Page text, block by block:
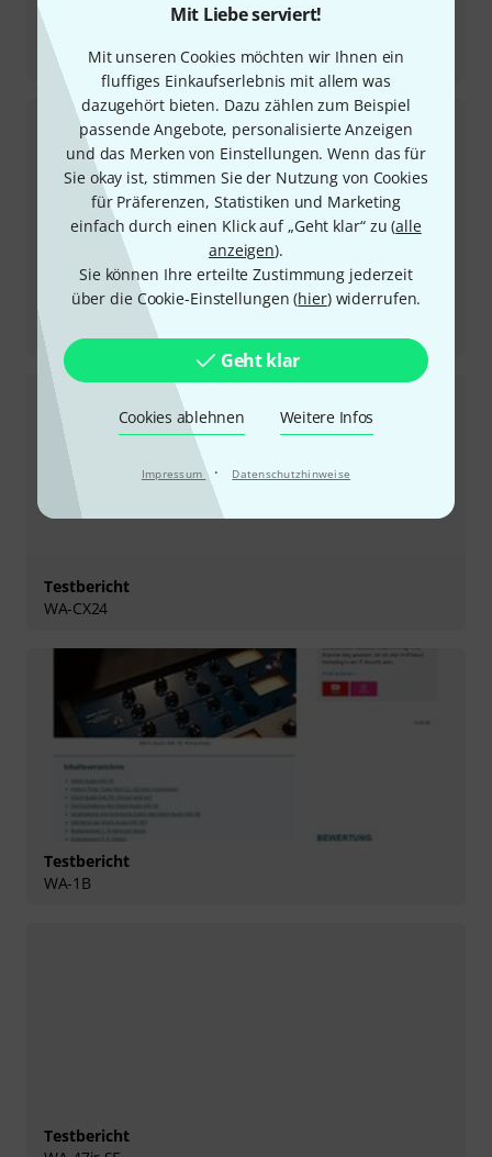
Mit Liebe serviert!
Mit unseren Cookies möchten wir Ihnen ein
fluffiges Einkaufserlebnis mit allem was
dazugehört bieten. Dazu zählen zum Beispiel
passende Angebote, personalisierte Anzeigen
und das Merken von Einstellungen. Wenn das für
Sie okay ist, stimmen Sie der Nutzung von Cookies
für Präferenzen, Statistiken und Marketing
einfach durch einen Klick auf „Geht klar“ zu (alle
anzeigen).
Sie können Ihre erteilte Zustimmung jederzeit
über die Cookie-Einstellungen (hier) widerrufen.
Geht klar
Cookies ablehnen Weitere Infos
Impressum · Datenschutzhinweise
Testbericht
Tube Squealer Overdrive
WA-FT Fen-tone
Testbericht
WA-CX24
Testbericht
WA-1B
Testbericht